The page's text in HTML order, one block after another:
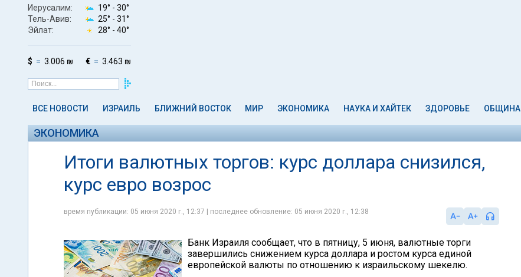
Иерусалим: 19° - 30°
Тель-Авив:
25° - 31°
Эйлат:
28° - 40°
$ 3.006 ₪ € 3.463 ₪
ВСЕ НОВОСТИ ИЗРАИЛЬ БЛИЖНИЙ ВОСТОК МИР ЭКОНОМИКА НАУКА И ХАЙТЕК ЗДОРОВЬЕ ОБЩИНА
ЭКОНОМИКА
Итоги валютных торгов: курс доллара снизился,
курс евро возрос
время публикации: 05 июня 2020 г., 12:37 | последнее обновление: 05 июня 2020 г., 12:38
Банк Израиля сообщает, что в пятницу, 5 июня, валютные торги
завершились снижением курса доллара и ростом курса единой
европейской валюты по отношению к израильскому шекелю.